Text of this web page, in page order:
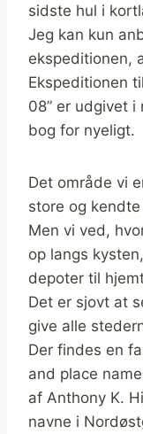
sidste hul i
Jeg kan kun
ekspeditionen,
Ekspeditionen
08” er udgivet
bog for nyeligt.
Det område vi
store og
Men vi ved,
op langs
depoter til
Det er sjovt at
give alle
Der findes en
and place
af Anthony K.
navne i